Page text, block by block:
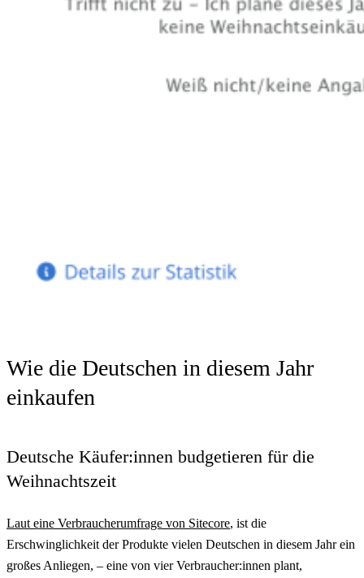
Wie die Deutschen in diesem Jahr
einkaufen
Deutsche Käufer:innen budgetieren für die
Weihnachtszeit
Laut eine Verbraucherumfrage von Sitecore, ist die
Erschwinglichkeit der Produkte vielen Deutschen in diesem Jahr ein
großes Anliegen, – eine von vier Verbraucher:innen plant,